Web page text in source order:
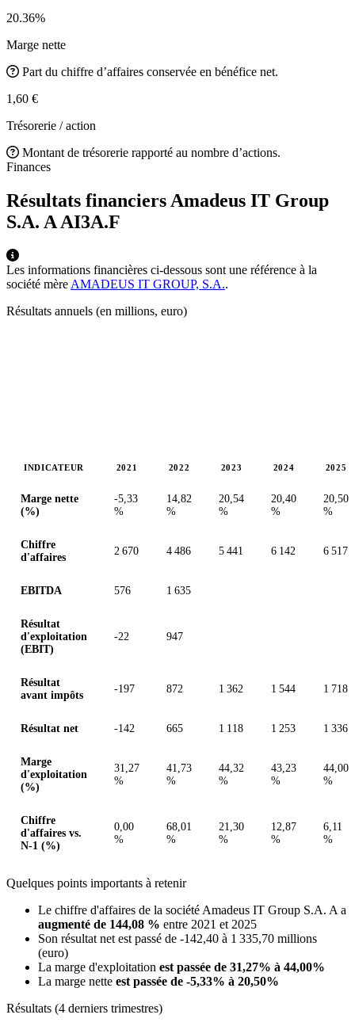
20.36%
Marge nette
Part du chiffre d’affaires conservée en bénéfice net.
1,60 €
Trésorerie / action
Montant de trésorerie rapporté au nombre d’actions.
Finances
Résultats financiers Amadeus IT Group
S.A. A AI3A.F
Les informations financières ci-dessous sont une référence à la
société mère AMADEUS IT GROUP, S.A..
Résultats annuels (en millions, euro)
INDICATEUR 2021 2022 2023 2024 2025
Marge nette
(%)
-5,33
%
14,82
%
20,54
%
20,40
%
20,50
%
Chiffre
d'affaires
2 670 4 486 5 441 6 142 6 517
EBITDA 576 1 635
Résultat
d'exploitation
(EBIT)
-22 947
Résultat
avant impôts
-197 872 1 362 1 544 1 718
Résultat net -142 665 1 118 1 253 1 336
Marge
d'exploitation
(%)
31,27
%
41,73
%
44,32
%
43,23
%
44,00
%
Chiffre
d'affaires vs.
N-1 (%)
0,00
%
68,01
%
21,30
%
12,87
%
6,11
%
Quelques points importants à retenir
Le chiffre d'affaires de la société Amadeus IT Group S.A. A a
augmenté de 144,08 % entre 2021 et 2025
Son résultat net est passé de -142,40 à 1 335,70 millions
(euro)
La marge d'exploitation est passée de 31,27% à 44,00%
La marge nette est passée de -5,33% à 20,50%
Résultats (4 derniers trimestres)